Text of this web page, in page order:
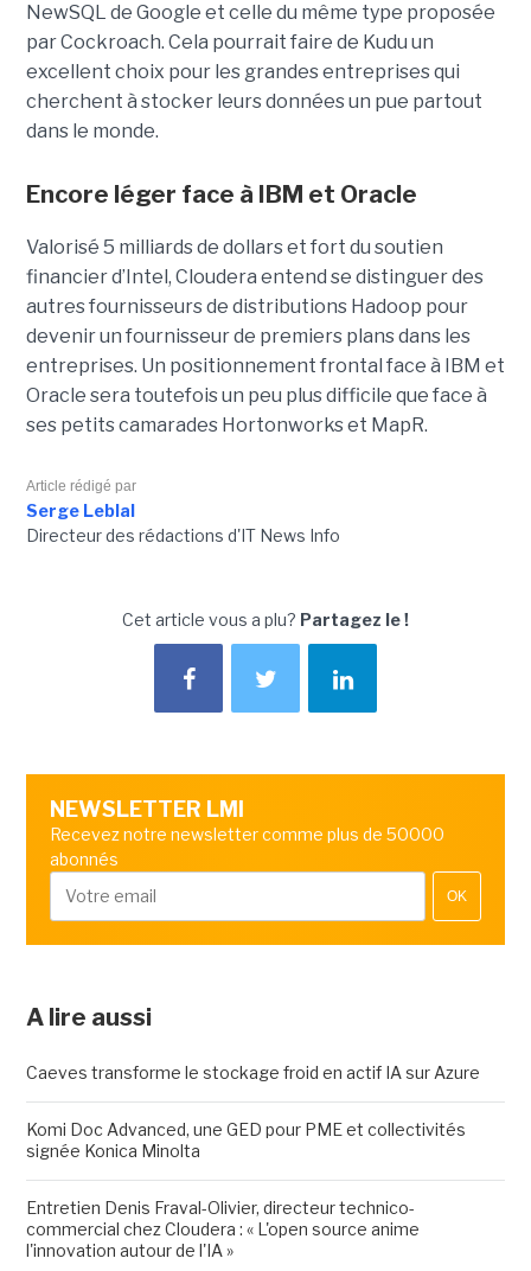
NewSQL de Google et celle du même type proposée
par Cockroach. Cela pourrait faire de Kudu un
excellent choix pour les grandes entreprises qui
cherchent à stocker leurs données un pue partout
dans le monde.
Encore léger face à IBM et Oracle
Valorisé 5 milliards de dollars et fort du soutien
financier d’Intel, Cloudera entend se distinguer des
autres fournisseurs de distributions Hadoop pour
devenir un fournisseur de premiers plans dans les
entreprises. Un positionnement frontal face à IBM et
Oracle sera toutefois un peu plus difficile que face à
ses petits camarades Hortonworks et MapR.
Article rédigé par
Serge Leblal
Directeur des rédactions d'IT News Info
Cet article vous a plu? Partagez le !
NEWSLETTER LMI
Recevez notre newsletter comme plus de 50000
abonnés
OK
A lire aussi
Caeves transforme le stockage froid en actif IA sur Azure
Komi Doc Advanced, une GED pour PME et collectivités
signée Konica Minolta
Entretien Denis Fraval-Olivier, directeur technico-
commercial chez Cloudera : « L'open source anime
l'innovation autour de l'IA »